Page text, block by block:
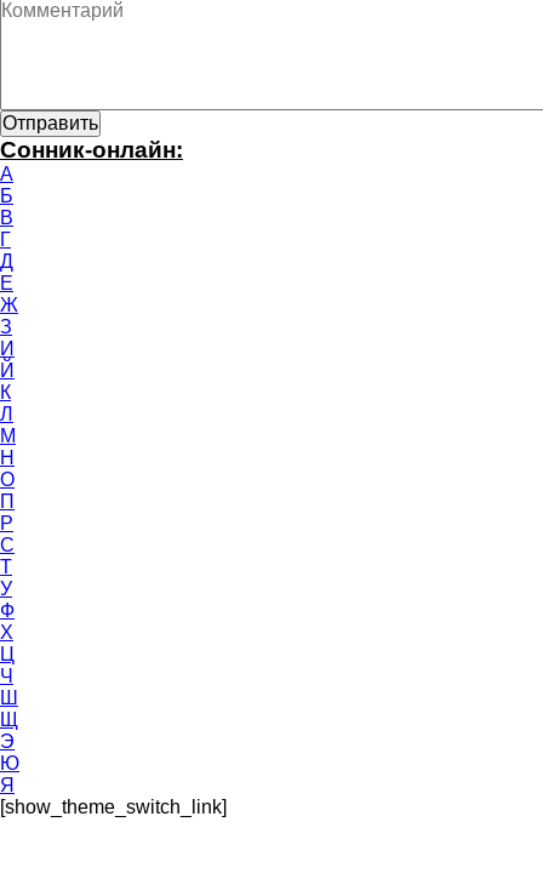
Сонник-онлайн:
А
Б
В
Г
Д
Е
Ж
З
И
Й
К
Л
М
Н
О
П
Р
С
Т
У
Ф
Х
Ц
Ч
Ш
Щ
Э
Ю
Я
[show_theme_switch_link]